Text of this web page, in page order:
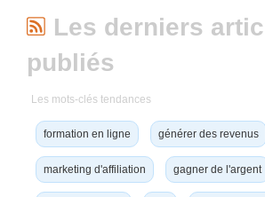
Les derniers
publiés
Les mots-clés tendances
formation en ligne générer des revenus
marketing d'affiliation gagner de l'argent